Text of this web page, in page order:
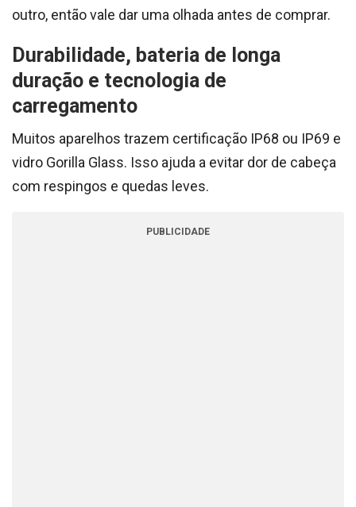
outro, então vale dar uma olhada antes de comprar.
Durabilidade, bateria de longa
duração e tecnologia de
carregamento
Muitos aparelhos trazem certificação IP68 ou IP69 e
vidro Gorilla Glass. Isso ajuda a evitar dor de cabeça
com respingos e quedas leves.
PUBLICIDADE